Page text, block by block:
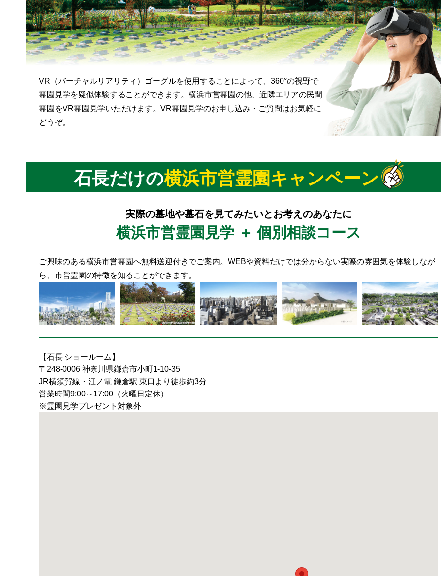
VR（バーチャルリアリティ）ゴーグルを使用することによって、360°の視野で
霊園見学を疑似体験することができます。横浜市営霊園の他、近隣エリアの民間
霊園をVR霊園見学いただけます。VR霊園見学のお申し込み・ご質問はお気軽に
どうぞ。
石長だけの横浜市営霊園キャンペーン
実際の墓地や墓石を見てみたいとお考えのあなたに
横浜市営霊園見学 ＋ 個別相談コース
ご興味のある横浜市営霊園へ無料送迎付きでご案内。WEBや資料だけでは分からない実際の雰囲気を体験しなが
ら、市営霊園の特徴を知ることができます。
【石長 ショールーム】
〒248-0006 神奈川県鎌倉市小町1-10-35
JR横須賀線・江ノ電 鎌倉駅 東口より徒歩約3分
営業時間9:00～17:00（火曜日定休）
※霊園見学プレゼント対象外